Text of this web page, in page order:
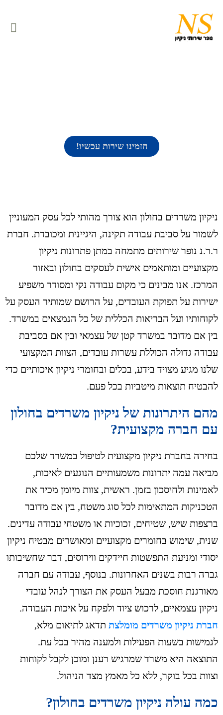
הזמינו שירות עכשיו!
ניקיון משרדים בחולון הוא צורך מהותי לכל עסק המעוניין
לשמור על סביבת עבודה תקינה, היגיינית ומכובדת. חברת
ר.ר.נ נופר שירותים מתמחה במתן פתרונות ניקיון
מקצועיים ומותאמים אישית לעסקים בחולון ובאזור
המרכז. אנו מבינים כי מקום עבודה נקי ומסודר משפיע
ישירות על תפוקת העובדים, על הרושם שמותיר העסק על
לקוחותיו ועל הבריאות הכללית של כל הנמצאים במשרד.
בין אם מדובר במשרד קטן של עצמאי ובין אם בסביבת
עבודה גדולה הכוללת עשרות עובדים, הצוות המקצועי
שלנו מגיע מצויד בידע, בכלים ובחומרי ניקיון איכותיים כדי
להבטיח תוצאות מיטביות בכל פעם.
מהם היתרונות של ניקיון משרדים בחולון
עם חברה מקצועית?
בחירה בחברת ניקיון מקצועית לטיפול במשרד שלכם
מביאה עמה יתרונות משמעותיים הנוגעים לאיכות,
לאמינות ולחיסכון בזמן. ראשית, צוות מיומן מכיר את
הטכניקות המתאימות לכל סוג משטח, בין אם מדובר
ברצפות שיש, שטיחים, זכוכיות או משטחי עבודה עדינים.
שנית, שימוש בחומרים מקצועיים ומאושרים מבטיח ניקיון
יסודי ומניעת התפשטות חיידקים ווירוסים, דבר שחשיבותו
גברה רבות בשנים האחרונות. בנוסף, עבודה עם חברה
מאורגנת חוסכת מבעל העסק את הצורך לנהל עובדי
ניקיון עצמאיים, לרכוש ציוד ולפקח על איכות העבודה.
חברת ניקיון משרדים מומלצת תדאג לתיאום מלא,
לגמישות בשעות הפעילות ולמענה מהיר בכל עת.
התוצאה היא משרד שמרגיש רענן ומוכן לקבל לקוחות
וצוות בכל בוקר, ללא כל מאמץ מצד הניהול.
כמה עולה ניקיון משרדים בחולון?